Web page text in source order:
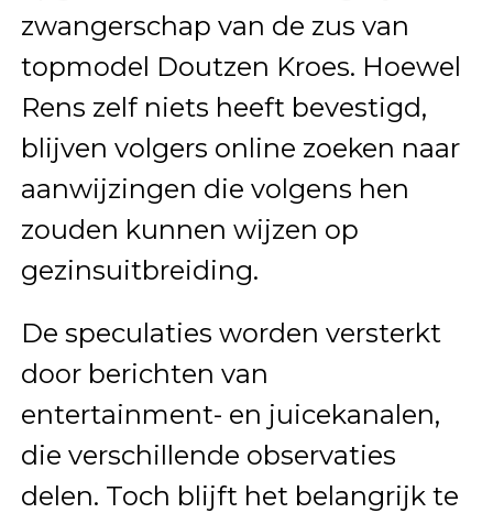
zwangerschap van de zus van
topmodel Doutzen Kroes. Hoewel
Rens zelf niets heeft bevestigd,
blijven volgers online zoeken naar
aanwijzingen die volgens hen
zouden kunnen wijzen op
gezinsuitbreiding.
De speculaties worden versterkt
door berichten van
entertainment- en juicekanalen,
die verschillende observaties
delen. Toch blijft het belangrijk te